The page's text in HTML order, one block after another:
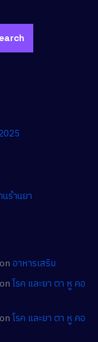
ร้านยา
on อาหารเสริม
onโรค และยา ตา หู คอ
onโรค และยา ตา หู คอ